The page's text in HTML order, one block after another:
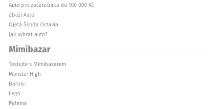
Auto pro začátečníka do 100 000 Kč
Zboží Auto
Ojetá Škoda Octavia
Jak vybrat auto?
Mimibazar
Testujte s Mimibazarem
Monster High
Barbie
Lego
Pyžama